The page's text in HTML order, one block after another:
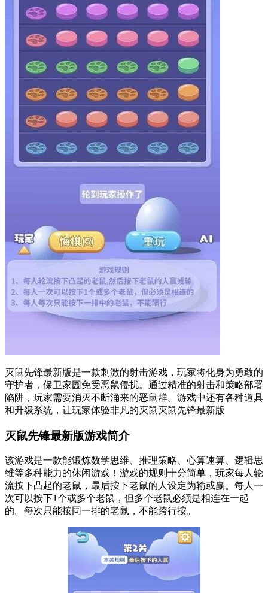
灭鼠先锋最新版是一款刺激的射击游戏，玩家将化身为勇敢的
守护者，保卫家园免受恶鼠侵扰。通过精准的射击和策略部署
陷阱，玩家需要消灭不断涌来的恶鼠群。游戏中还有各种道具
和升级系统，让玩家体验非凡的灭鼠灭鼠先锋最新版
灭鼠先锋最新版游戏简介
该游戏是一款能锻炼数学思维、推理策略、心算速算、逻辑思
维等多种能力的休闲游戏！游戏的规则十分简单，玩家每人轮
流按下凸起的老鼠，最后按下老鼠的人设定为输或赢。每人一
次可以按下1个或多个老鼠，但多个老鼠必须是相连在一起
的。每次只能按同一排的老鼠，不能跨行按。